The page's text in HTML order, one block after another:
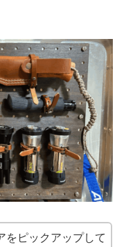
をピックアップして